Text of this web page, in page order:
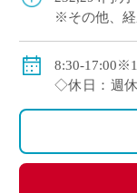
※その他、
◇賞与：有
◇保険：私学
8:30-
◇休日：週